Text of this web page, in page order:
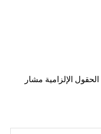
الحقول الإلزامية مشار